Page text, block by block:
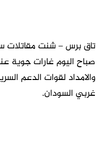
تاق برس – شنت مقاتلات
صباح اليوم غارات جوية
والامداد لقوات الدعم
غربي السودان.